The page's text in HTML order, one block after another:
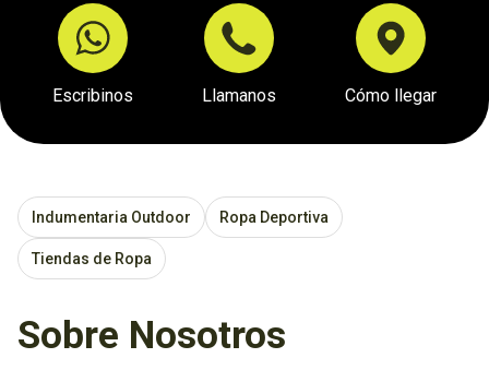
Escribinos Llamanos Cómo llegar
Indumentaria Outdoor Ropa Deportiva
Tiendas de Ropa
Sobre Nosotros